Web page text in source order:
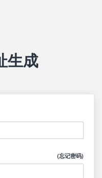
生成
(忘记密码)